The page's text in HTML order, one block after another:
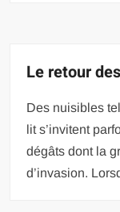
Le retour
Des nuisibles
lit s’invitent
dégâts dont la
d’invasion.